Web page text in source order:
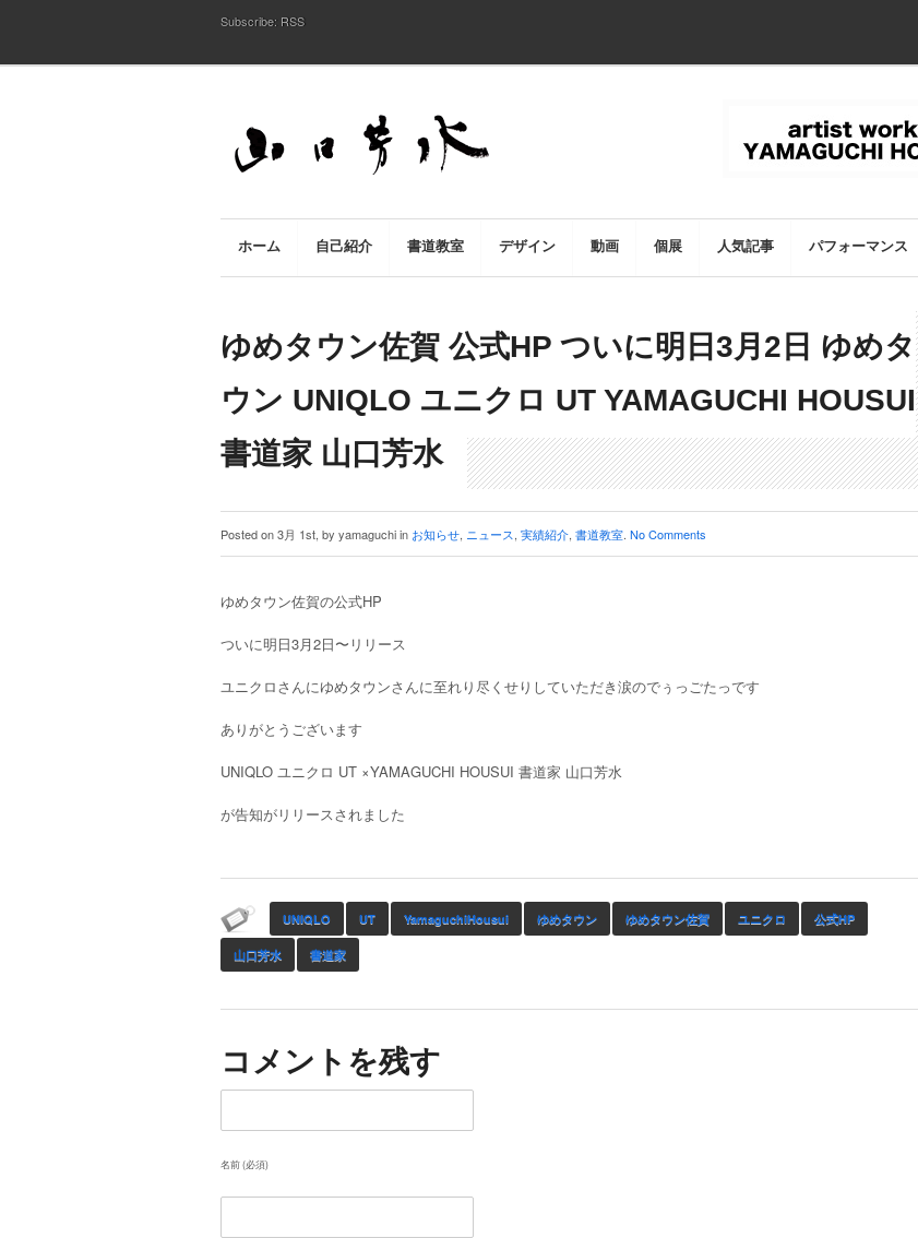
Subscribe: RSS
ホーム 自己紹介 書道教室 デザイン 動画 個展 人気記事 パフォーマンス
ゆめタウン佐賀 公式HP ついに明日3月2日 ゆめタ
ウン UNIQLO ユニクロ UT YAMAGUCHI HOUSUI
書道家 山口芳水
Posted on 3月 1st, by yamaguchi in お知らせ, ニュース, 実績紹介, 書道教室. No Comments
ゆめタウン佐賀の公式HP
ついに明日3月2日〜リリース
ユニクロさんにゆめタウンさんに至れり尽くせりしていただき涙のでぅっごたっです
ありがとうございます
UNIQLO ユニクロ UT ×YAMAGUCHI HOUSUI 書道家 山口芳水
が告知がリリースされました
UNIQLO UT YamaguchiHousui ゆめタウン ゆめタウン佐賀 ユニクロ 公式HP
山口芳水 書道家
コメントを残す
名前 (必須)